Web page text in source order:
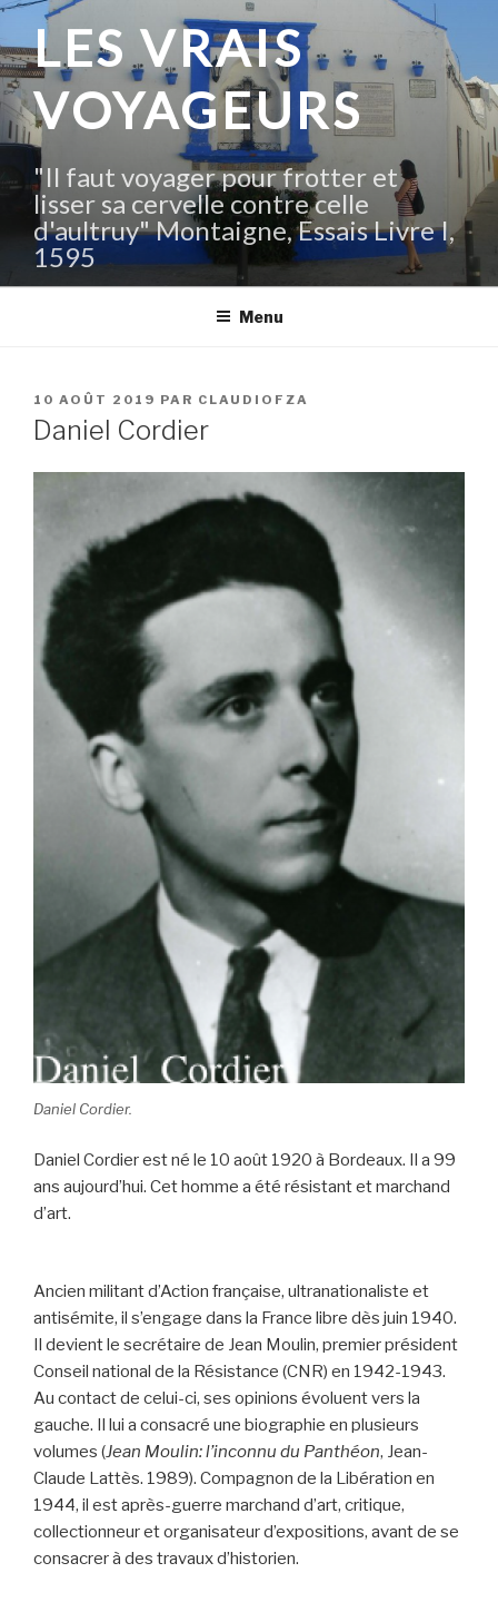
Aller
contenu
principal
LES VRAIS
VOYAGEURS
"Il faut voyager pour frotter et
lisser sa cervelle contre celle
d'aultruy" Montaigne, Essais Livre I,
1595
Menu
PUBLIÉ
LE
10 AOÛT 2019 PAR CLAUDIOFZA
Daniel Cordier
Daniel Cordier.
Daniel Cordier est né le 10 août 1920 à Bordeaux. Il a 99
ans aujourd’hui. Cet homme a été résistant et marchand
d’art.
Ancien militant d’Action française, ultranationaliste et
antisémite, il s’engage dans la France libre dès juin 1940.
Il devient le secrétaire de Jean Moulin, premier président
Conseil national de la Résistance (CNR) en 1942-1943.
Au contact de celui-ci, ses opinions évoluent vers la
gauche. Il lui a consacré une biographie en plusieurs
volumes (Jean Moulin: l’inconnu du Panthéon, Jean-
Claude Lattès. 1989). Compagnon de la Libération en
1944, il est après-guerre marchand d’art, critique,
collectionneur et organisateur d’expositions, avant de se
consacrer à des travaux d’historien.